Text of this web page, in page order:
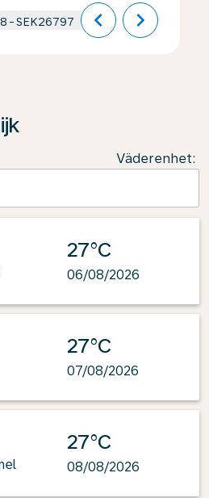
-SEK26797 chevron_left chevron_right
Väderenhet:
27°C
06/08/2026
27°C
07/08/2026
27°C
08/08/2026